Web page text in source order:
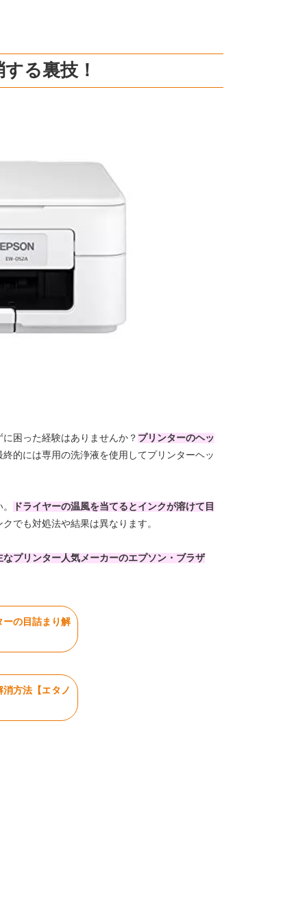
る裏技！
困った経験はありませんか？ プリンターのヘッ
的には専用の洗浄液を使用してプリンターヘッ
ドライヤーの温風を当てるとインクが溶けて目
でも対処法や結果は異なります。
プリンター人気メーカーのエプソン・ブラザ
ーの目詰まり解
方法【エタノ